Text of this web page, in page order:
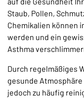
Staub, Pollen,
Chemikalien können
werden und ein
Asthma
Durch regelmäßiges
gesunde
jedoch zu häufig